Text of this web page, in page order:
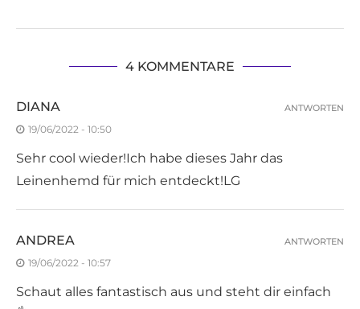
4 KOMMENTARE
DIANA
19/06/2022 - 10:50
Sehr cool wieder!Ich habe dieses Jahr das
Leinenhemd für mich entdeckt!LG
ANTWORTEN
ANDREA
19/06/2022 - 10:57
Schaut alles fantastisch aus und steht dir einfach
ANTWORTEN